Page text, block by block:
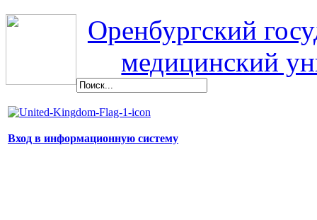
Оренбургский
медицинский
Вход в информационную систему